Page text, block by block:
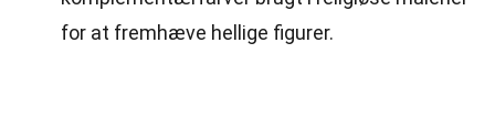
for at fremhæve hellige figurer.